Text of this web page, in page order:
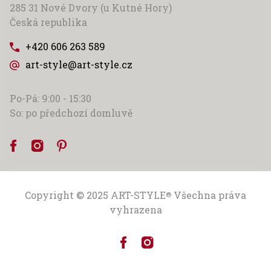
285 31 Nové Dvory (u Kutné Hory)
Česká republika
+420 606 263 589
art-style@art-style.cz
Po-Pá: 9:00 - 15:30
So: po předchozí domluvě
Copyright © 2025 ART-STYLE® Všechna práva
vyhrazena